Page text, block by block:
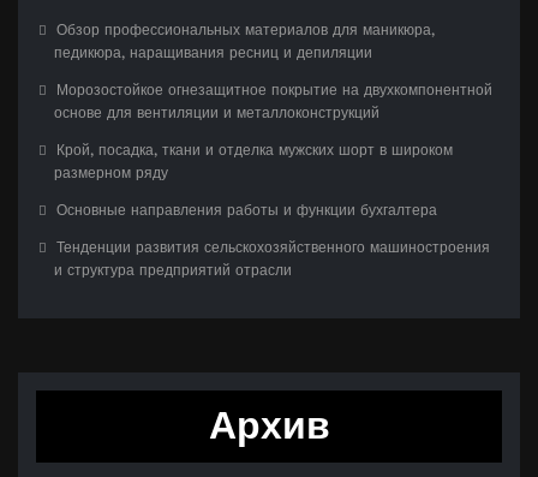
Обзор профессиональных материалов для маникюра,
педикюра, наращивания ресниц и депиляции
Морозостойкое огнезащитное покрытие на двухкомпонентной
основе для вентиляции и металлоконструкций
Крой, посадка, ткани и отделка мужских шорт в широком
размерном ряду
Основные направления работы и функции бухгалтера
Тенденции развития сельскохозяйственного машиностроения
и структура предприятий отрасли
Архив